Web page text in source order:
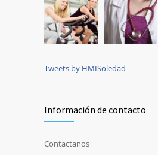
Tweets by HMISoledad
Información de contacto
Contactanos